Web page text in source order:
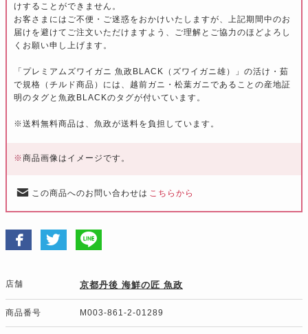
けすることができません。
お客さまにはご不便・ご迷惑をおかけいたしますが、上記期間中のお
届けを避けてご注文いただけますよう、ご理解とご協力のほどよろし
くお願い申し上げます。
「プレミアムズワイガニ 魚政BLACK（ズワイガニ雄）」の活け・茹
で規格（チルド商品）には、越前ガニ・松葉ガニであることの産地証
明のタグと魚政BLACKのタグが付いています。
※送料無料商品は、魚政が送料を負担しています。
※商品画像はイメージです。
この商品へのお問い合わせは こちらから
店舗 京都丹後 海鮮の匠 魚政
商品番号 M003-861-2-01289